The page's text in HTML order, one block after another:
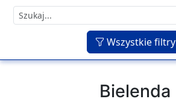
Wszystkie filtry
Bielenda